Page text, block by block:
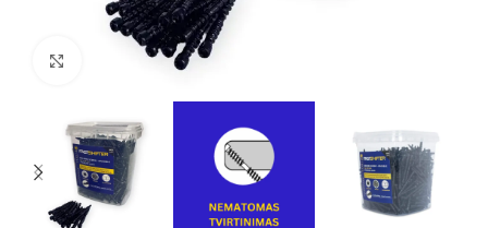
Click to enlarge